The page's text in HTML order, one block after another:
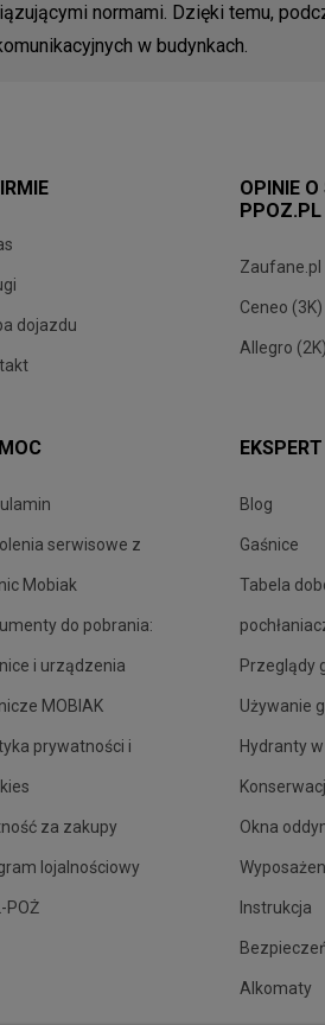
normami. Dzięki temu,
w budynkach.
dojazdu
OPINIE O
PPOZ.PL
Zaufane.pl
Ceneo (3K)
Allegro (2K)
serwisowe z
Mobiak
do pobrania:
i urządzenia
MOBIAK
prywatności i
za zakupy
lojalnościowy
POŻ
Blog
Gaśnice
Tabela
Przeglądy
Używanie
Hydranty
Okna
Instrukcja
Alkomaty